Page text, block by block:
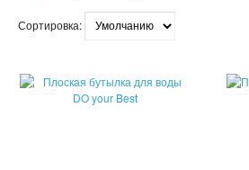
СЫВОРОТКА ДЛЯ ЛИЦА
ЗЕРКАЛО С LED ПОДСВЕТКОЙ
Сортировка:
SALE SALE